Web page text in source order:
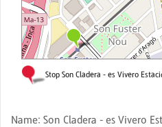
Name: Son Cladera - es Vivero